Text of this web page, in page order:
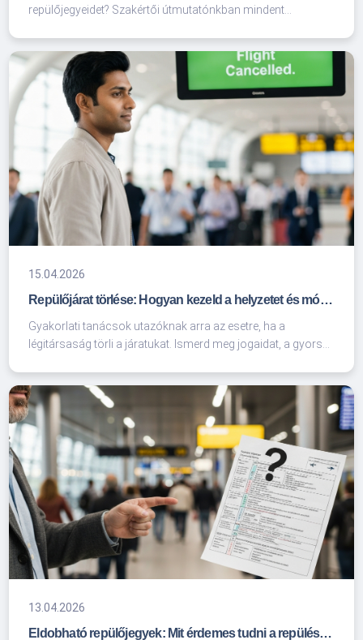
repülőjegyeidet? Szakértői útmutatónkban mindent
csapdákat.
15.04.2026
Repülőjárat törlése: Hogyan kezeld a helyzetet és módosítsd az utazási terveidet
Gyakorlati tanácsok utazóknak arra az esetre, ha a
légitársaság törli a járatukat. Ismerd meg jogaidat, a gyors
segítségével.
13.04.2026
Eldobható repülőjegyek: Mit érdemes tudni a repülési trükkökről?